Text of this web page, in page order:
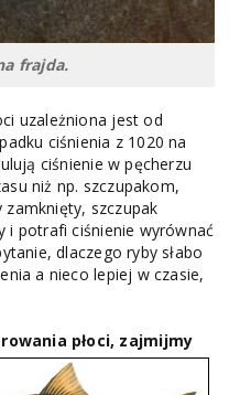
frajda.
uzależniona jest od
ciśnienia z 1020 na
ciśnienie w pęcherzu
niż np. szczupakom,
zamknięty, szczupak
i potrafi ciśnienie wyrównać
dlaczego ryby słabo
a nieco lepiej w czasie,
płoci, zajmijmy